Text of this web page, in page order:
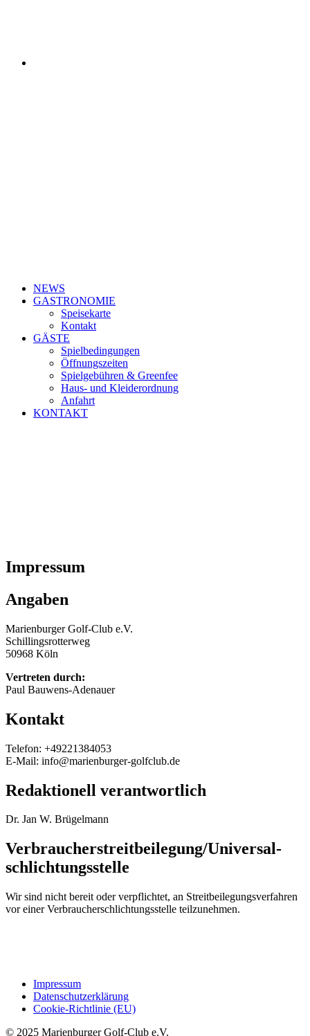
NEWS
GASTRONOMIE
Speisekarte
Kontakt
GÄSTE
Spielbedingungen
Öffnungszeiten
Spielgebühren & Greenfee
Haus- und Kleiderordnung
Anfahrt
KONTAKT
Impressum
Angaben
Marienburger Golf-Club e.V.
Schillingsrotterweg
50968 Köln
Vertreten durch:
Paul Bauwens-Adenauer
Kontakt
Telefon: +49221384053
E-Mail: info@marienburger-golfclub.de
Redaktionell verantwortlich
Dr. Jan W. Brügelmann
Verbraucher­streit­beilegung/Universal­
schlichtungs­stelle
Wir sind nicht bereit oder verpflichtet, an Streitbeilegungsverfahren
vor einer Verbraucherschlichtungsstelle teilzunehmen.
Impressum
Datenschutzerklärung
Cookie-Richtlinie (EU)
© 2025 Marienburger Golf-Club e.V.